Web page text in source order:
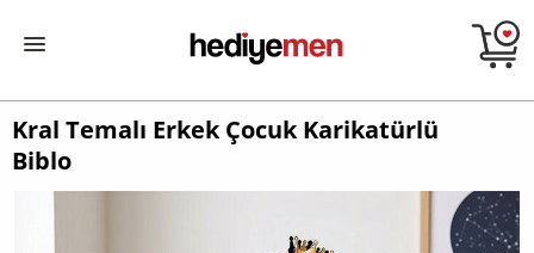
Kral Temalı Erkek Çocuk Karikatürlü
Biblo